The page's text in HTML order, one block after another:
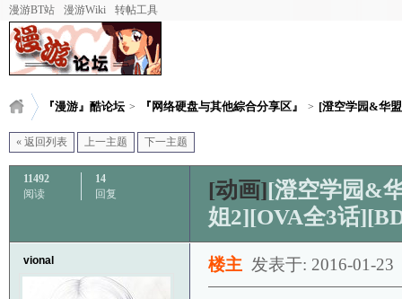
漫游BT站 漫游Wiki 转帖工具
『漫游』酷论坛 > 『网络硬盘与其他綜合分享区』 > [澄空学园&华
« 返回列表 上一主题 下一主题
11492
阅读
14
回复
[动画][澄空学园&
姐2][OVA全3话
vional 楼主 发表于: 2016-01-23